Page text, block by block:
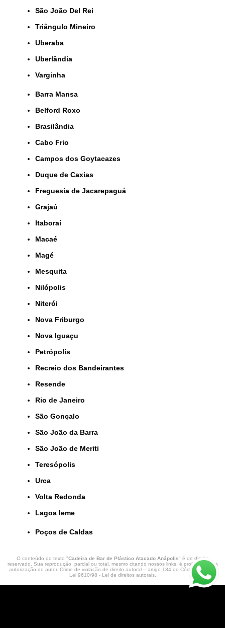
São João Del Rei
Triângulo Mineiro
Uberaba
Uberlândia
Varginha
Barra Mansa
Belford Roxo
Brasilândia
Cabo Frio
Campos dos Goytacazes
Duque de Caxias
Freguesia de Jacarepaguá
Grajaú
Itaboraí
Macaé
Magé
Mesquita
Nilópolis
Niterói
Nova Friburgo
Nova Iguaçu
Petrópolis
Recreio dos Bandeirantes
Resende
Rio de Janeiro
São Gonçalo
São João da Barra
São João de Meriti
Teresópolis
Urca
Volta Redonda
lagoa leme
Poços de Caldas
O conteúdo do texto "Cadeira de Bar de Plástico Atacado Anápolis" é de direito
reservado. Sua reprodução, parcial ou total, mesmo citando nossos links, é proibida sem a
autorização do autor. Crime de violação de direito autoral – artigo 184 do Código Penal –
Lei 9610/98 - Lei de direitos autorais.